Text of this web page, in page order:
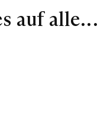
auf alle…